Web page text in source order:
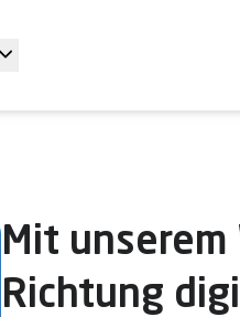
Mit unserem
Richtung